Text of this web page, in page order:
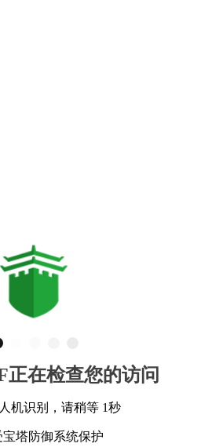
正在检查您的访问
机识别，请稍等 1秒
宝塔防御系统保护